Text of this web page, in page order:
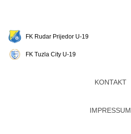
FK Rudar Prijedor U-19
FK Tuzla City U-19
KONTAKT
IMPRESSUM